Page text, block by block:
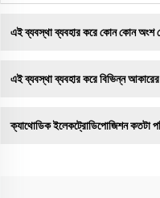
এই ব্যবস্থা ব্যবহার করে কোন কোন অংশ
এই ব্যবস্থা ব্যবহার করে বিভিন্ন
ক্যাথোডিক ইলেকট্রোডিপোজিশন কতটা